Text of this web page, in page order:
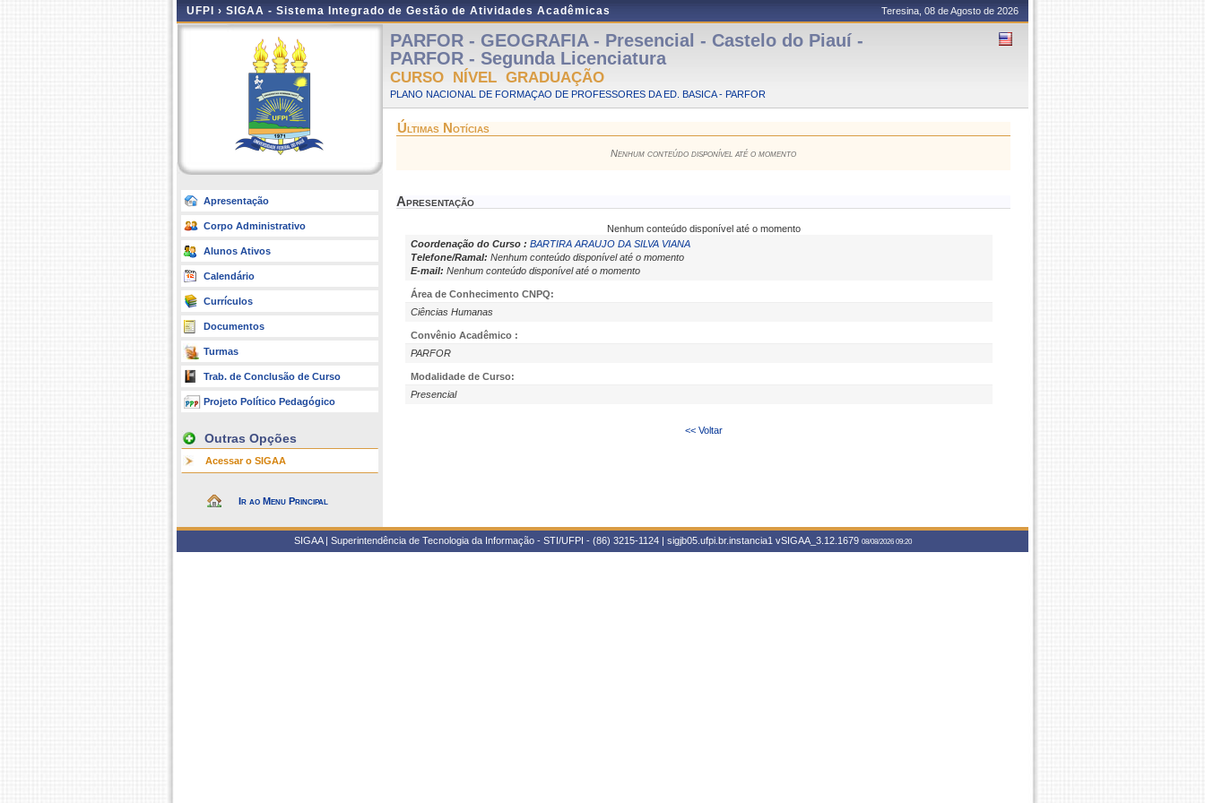
UFPI › SIGAA - Sistema Integrado de Gestão de Atividades Acadêmicas Teresina, 08 de Agosto de 2026
Apresentação
Corpo Administrativo
Alunos Ativos
Calendário
Currículos
Documentos
Turmas
Trab. de Conclusão de Curso
Projeto Político Pedagógico
Outras Opções
Acessar o SIGAA
Ir ao Menu Principal
PARFOR - GEOGRAFIA - Presencial - Castelo do Piauí -
PARFOR - Segunda Licenciatura
CURSO NÍVEL GRADUAÇÃO
PLANO NACIONAL DE FORMAÇAO DE PROFESSORES DA ED. BASICA - PARFOR
Últimas Notícias
Nenhum conteúdo disponível até o momento
Apresentação
Nenhum conteúdo disponível até o momento
Coordenação do Curso : BARTIRA ARAUJO DA SILVA VIANA
Telefone/Ramal: Nenhum conteúdo disponível até o momento
E-mail: Nenhum conteúdo disponível até o momento
Área de Conhecimento CNPQ:
Ciências Humanas
Convênio Acadêmico :
PARFOR
Modalidade de Curso:
Presencial
<< Voltar
SIGAA | Superintendência de Tecnologia da Informação - STI/UFPI - (86) 3215-1124 | sigjb05.ufpi.br.instancia1 vSIGAA_3.12.1679 08/08/2026 09:20